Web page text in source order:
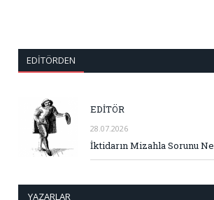
EDITÖRDEN
EDİTÖR
28.07.2026
İktidarın Mizahla Sorunu Ne
YAZARLAR